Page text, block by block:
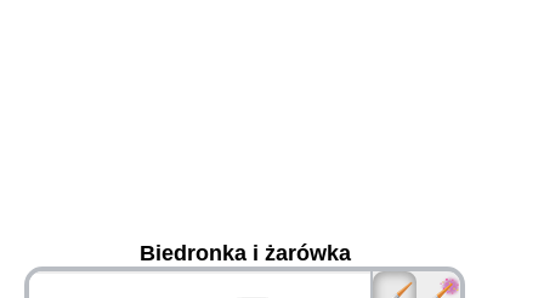
Biedronka i żarówka